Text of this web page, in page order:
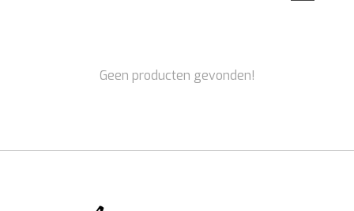
Geen producten gevonden!